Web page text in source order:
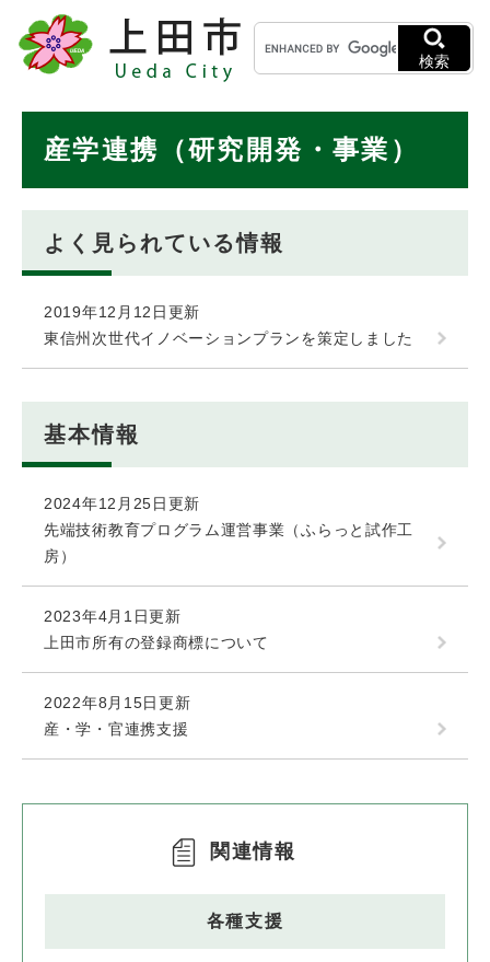
メニューを飛ばして本文へ
キ
ー
ワ
検
検索
産学連携（研究開発・事業）
よく見られている情報
2019年12月12日更新
東信州次世代イノベーションプランを策定しました
基本情報
2024年12月25日更新
先端技術教育プログラム運営事業（ふらっと試作工
房）
2023年4月1日更新
上田市所有の登録商標について
2022年8月15日更新
産・学・官連携支援
関連情報
各種支援